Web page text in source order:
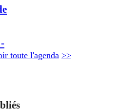
toute l'agenda >>